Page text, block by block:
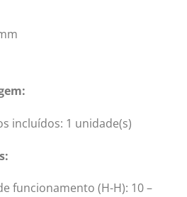
incluídos: 1 unidade(s)
funcionamento (H-H): 10 –